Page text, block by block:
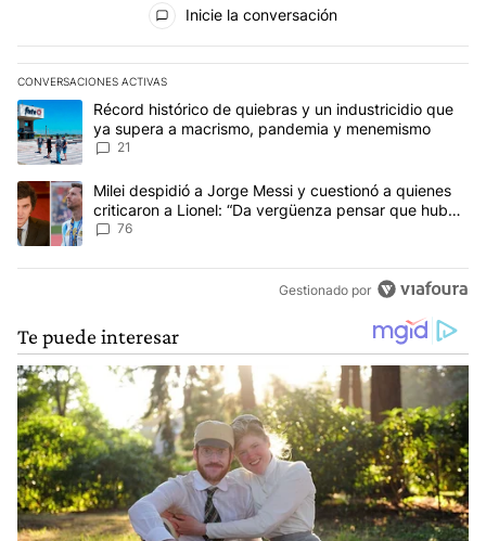
Inicie la conversación
CONVERSACIONES ACTIVAS
Este listado muestra los artículos con más comentarios en los
Un artículo de tendencia con el título "Récord histórico de
Récord histórico de quiebras y un industricidio que
ya supera a macrismo, pandemia y menemismo
21
Un artículo de tendencia con el título "Milei despidió a Jorge
Milei despidió a Jorge Messi y cuestionó a quienes
criticaron a Lionel: “Da vergüenza pensar que hubo
anti-Messi”
76
Gestionado por